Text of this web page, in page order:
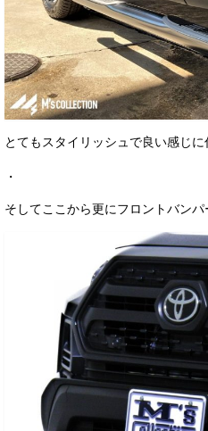
とてもスタイリッシュで良い感じ
・
そしてここから更にフロントバン